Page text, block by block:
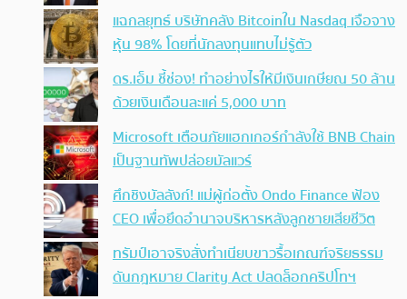
แฉกลยุทธ์ บริษัทคลัง Bitcoinใน Nasdaq เจือจาง
หุ้น 98% โดยที่นักลงทุนแทบไม่รู้ตัว
ดร.เอ็ม ชี้ช่อง! ทำอย่างไรให้มีเงินเกษียณ 50 ล้าน
ด้วยเงินเดือนละแค่ 5,000 บาท
Microsoft เตือนภัยแฮกเกอร์กำลังใช้ BNB Chain
เป็นฐานทัพปล่อยมัลแวร์
ศึกชิงบัลลังก์! แม่ผู้ก่อตั้ง Ondo Finance ฟ้อง
CEO เพื่อยึดอำนาจบริหารหลังลูกชายเสียชีวิต
ทรัมป์เอาจริง สั่งทำเนียบขาวรื้อเกณฑ์จริยธรรม
ดันกฎหมาย Clarity Act ปลดล็อกคริปโทฯ